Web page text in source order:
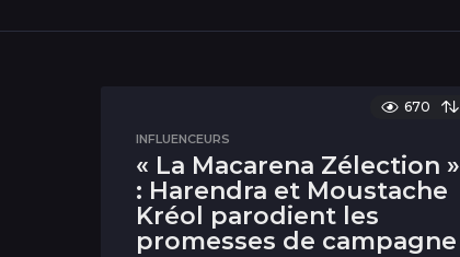
670
INFLUENCEURS
« La Macarena Zélection »
: Harendra et Moustache
Kréol parodient les
promesses de campagne